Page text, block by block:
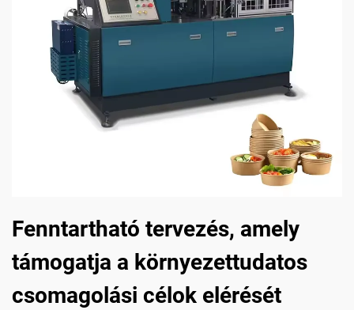
Fenntartható tervezés, amely
támogatja a környezettudatos
csomagolási célok elérését